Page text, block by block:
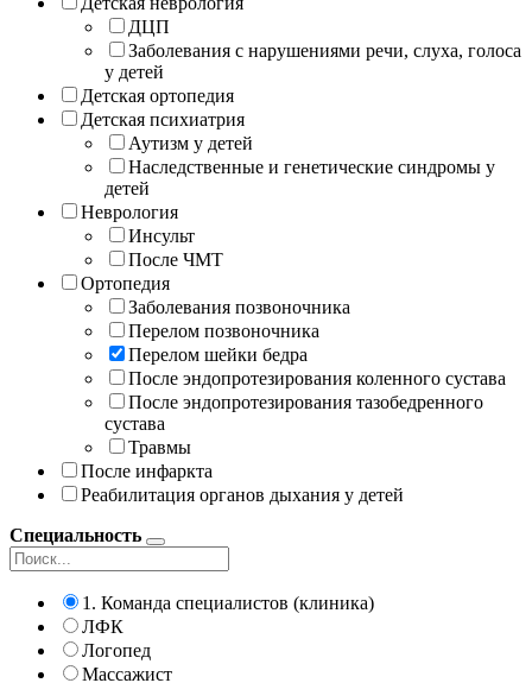
ДЦП
Заболевания с нарушениями речи, слуха, голоса
у детей
Детская ортопедия
Детская психиатрия
Аутизм у детей
Наследственные и генетические синдромы у
детей
Неврология
Инсульт
После ЧМТ
Ортопедия
Заболевания позвоночника
Перелом позвоночника
Перелом шейки бедра
После эндопротезирования коленного сустава
После эндопротезирования тазобедренного
сустава
Травмы
После инфаркта
Реабилитация органов дыхания у детей
Специальность
1. Команда специалистов (клиника)
ЛФК
Логопед
Массажист